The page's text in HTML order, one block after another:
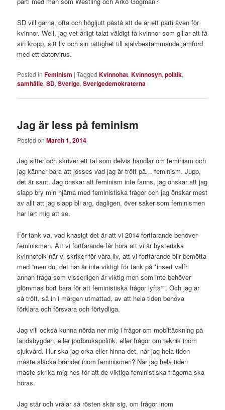
SD vill gärna, ofta och högljutt påstå att de är ett parti även för
kvinnor. Well, jag vet ärligt talat väldigt få kvinnor som gillar att få
sin kropp, sitt liv och sin rättighet till självbestämmande jämförd
med ett datorvirus.
Posted in Feminism |Tagged Kvinnohat,Kvinnosyn,politik,
samhälle,SD,Sverige,Sverigedemokraterna
Jag är less på feminism
Posted onMarch 1, 2014
Jag sitter och skriver ett tal som delvis handlar om feminism och
jag känner bara att jösses vad jag är trött på… feminism. Jupp,
det är sant. Jag önskar att feminism inte fanns, jag önskar att jag
slapp bry min hjärna med feministiska frågor och jag önskar mest
av allt att jag slapp bli arg, dagligen, över saker som feminismen
har lärt mig att se.
För tänk va, vad knasigt det är att vi 2014 fortfarande behöver
feminismen. Att vi fortfarande får höra att vi är hysteriska
kvinnofolk när vi skriker för våra liv, att vi fortfarande blir bemötta
med “men du, det här är inte viktigt för tänk på *insert valfri
annan fråga som visserligen är viktig men som inte behöver
glömmas bort bara för att feministiska frågor lyfts*”. Och jag är
så trött, så in i märgen utmattad, av att hela tiden behöva
förklara och försvara och förtydliga.
Jag vill också kunna nörda ner mig i frågor om mobiltäckning på
landsbygden, eller jordbrukspolitik, eller frågor om teknik inom
sjukvård. Hur ska jag orka eller hinna det, när jag hela tiden
måste släcka bränder inom feminismen? När jag hela tiden
måste skrika mig hes för att de viktiga feministiska frågorna ska
höras.
Jag står och vrålar så rösten skär sig, om frågor inom